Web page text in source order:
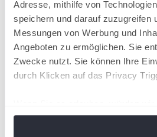
Adresse, mithilfe von
speichern und darauf zuzugreifen
Messungen von Werbung und
Angeboten zu ermöglichen. Sie
Zwecke nutzt. Sie können Ihre
durch Klicken auf das Privacy